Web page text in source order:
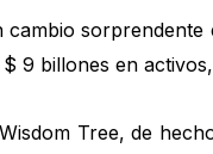
cambio sorprendente
$ 9 billones en
Tree, de